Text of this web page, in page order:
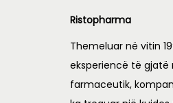
Ristopharma
Themeluar në vitin
eksperiencë të gjatë
farmaceutik,